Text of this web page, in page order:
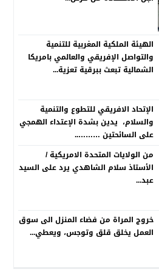
الهيئة الملكية المغربية للتنمية
والتواصل الإفريقي والعالمي بامريكا
الشمالية تبعث ببرقية تعزية...
الإتحاد الافريقي للتطوع والتنمية
والسلام، يدين بشدة الإعتداء الهمجي
على السائحتين ………..
من الولايات المتحدة الامريكية /
الأستاذ سلام الشاهدي يرد على السيد
عبد...
خروج المراة من فضاء المنزل الى سوق
العمل يخلق قلق وتوجس، ويعطي...